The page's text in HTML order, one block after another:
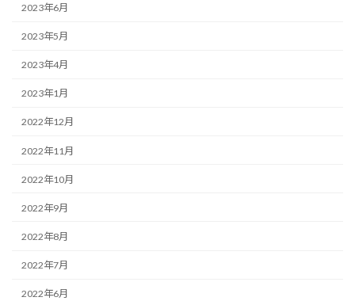
2023年6月
2023年5月
2023年4月
2023年1月
2022年12月
2022年11月
2022年10月
2022年9月
2022年8月
2022年7月
2022年6月